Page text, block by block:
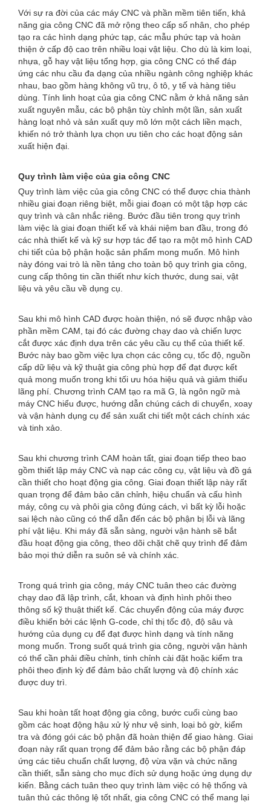
Với sự ra đời của các máy CNC và phần mềm tiên tiến, khả
năng gia công CNC đã mở rộng theo cấp số nhân, cho phép
tạo ra các hình dạng phức tạp, các mẫu phức tạp và hoàn
thiện ở cấp độ cao trên nhiều loại vật liệu. Cho dù là kim loại,
nhựa, gỗ hay vật liệu tổng hợp, gia công CNC có thể đáp
ứng các nhu cầu đa dạng của nhiều ngành công nghiệp khác
nhau, bao gồm hàng không vũ trụ, ô tô, y tế và hàng tiêu
dùng. Tính linh hoạt của gia công CNC nằm ở khả năng sản
xuất nguyên mẫu, các bộ phận tùy chỉnh một lần, sản xuất
hàng loạt nhỏ và sản xuất quy mô lớn một cách liền mạch,
khiến nó trở thành lựa chọn ưu tiên cho các hoạt động sản
xuất hiện đại.
Quy trình làm việc của gia công CNC
Quy trình làm việc của gia công CNC có thể được chia thành
nhiều giai đoạn riêng biệt, mỗi giai đoạn có một tập hợp các
quy trình và cân nhắc riêng. Bước đầu tiên trong quy trình
làm việc là giai đoạn thiết kế và khái niệm ban đầu, trong đó
các nhà thiết kế và kỹ sư hợp tác để tạo ra một mô hình CAD
chi tiết của bộ phận hoặc sản phẩm mong muốn. Mô hình
này đóng vai trò là nền tảng cho toàn bộ quy trình gia công,
cung cấp thông tin cần thiết như kích thước, dung sai, vật
liệu và yêu cầu về dụng cụ.
Sau khi mô hình CAD được hoàn thiện, nó sẽ được nhập vào
phần mềm CAM, tại đó các đường chạy dao và chiến lược
cắt được xác định dựa trên các yêu cầu cụ thể của thiết kế.
Bước này bao gồm việc lựa chọn các công cụ, tốc độ, nguồn
cấp dữ liệu và kỹ thuật gia công phù hợp để đạt được kết
quả mong muốn trong khi tối ưu hóa hiệu quả và giảm thiểu
lãng phí. Chương trình CAM tạo ra mã G, là ngôn ngữ mà
máy CNC hiểu được, hướng dẫn chúng cách di chuyển, xoay
và vận hành dụng cụ để sản xuất chi tiết một cách chính xác
và tinh xảo.
Sau khi chương trình CAM hoàn tất, giai đoạn tiếp theo bao
gồm thiết lập máy CNC và nạp các công cụ, vật liệu và đồ gá
cần thiết cho hoạt động gia công. Giai đoạn thiết lập này rất
quan trọng để đảm bảo căn chỉnh, hiệu chuẩn và cấu hình
máy, công cụ và phôi gia công đúng cách, vì bất kỳ lỗi hoặc
sai lệch nào cũng có thể dẫn đến các bộ phận bị lỗi và lãng
phí vật liệu. Khi máy đã sẵn sàng, người vận hành sẽ bắt
đầu hoạt động gia công, theo dõi chặt chẽ quy trình để đảm
bảo mọi thứ diễn ra suôn sẻ và chính xác.
Trong quá trình gia công, máy CNC tuân theo các đường
chạy dao đã lập trình, cắt, khoan và định hình phôi theo
thông số kỹ thuật thiết kế. Các chuyển động của máy được
điều khiển bởi các lệnh G-code, chỉ thị tốc độ, độ sâu và
hướng của dụng cụ để đạt được hình dạng và tính năng
mong muốn. Trong suốt quá trình gia công, người vận hành
có thể cần phải điều chỉnh, tinh chỉnh cài đặt hoặc kiểm tra
phôi theo định kỳ để đảm bảo chất lượng và độ chính xác
được duy trì.
Sau khi hoàn tất hoạt động gia công, bước cuối cùng bao
gồm các hoạt động hậu xử lý như vệ sinh, loại bỏ gờ, kiểm
tra và đóng gói các bộ phận đã hoàn thiện để giao hàng. Giai
đoạn này rất quan trọng để đảm bảo rằng các bộ phận đáp
ứng các tiêu chuẩn chất lượng, độ vừa vặn và chức năng
cần thiết, sẵn sàng cho mục đích sử dụng hoặc ứng dụng dự
kiến. Bằng cách tuân theo quy trình làm việc có hệ thống và
tuân thủ các thông lệ tốt nhất, gia công CNC có thể mang lại